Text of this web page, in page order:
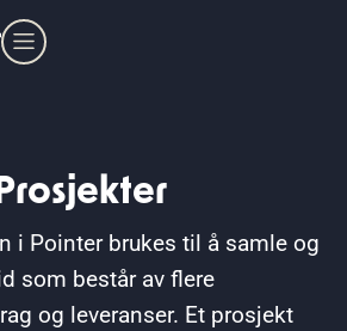
i Pointer brukes til å samle og
som består av flere
og leveranser. Et prosjekt